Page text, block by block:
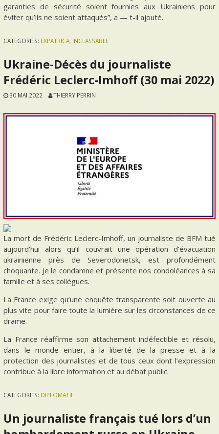
garanties de sécurité soient fournies aux Ukrainiens pour
éviter qu’ils ne soient attaqués”, a — t-il ajouté.
CATEGORIES: EXPATRICA INCLASSABLE
Ukraine-Décès du journaliste
Frédéric Leclerc-Imhoff (30 mai 2022)
30 MAI 2022 THIERRY PERRIN
La mort de Frédéric Leclerc-Imhoff, un journaliste de BFM tué
aujourd’hui alors qu’il couvrait une opération d’évacuation
ukrainienne près de Severodonetsk, est profondément
choquante. Je le condamne et présente nos condoléances à sa
famille et à ses collègues.
La France exige qu’une enquête transparente soit ouverte au
plus vite pour faire toute la lumière sur les circonstances de ce
drame.
La France réaffirme son attachement indéfectible et résolu,
dans le monde entier, à la liberté de la presse et à la
protection des journalistes et de tous ceux dont l’expression
contribue à la libre information et au débat public.
CATEGORIES: DIPLOMATIE
Un journaliste français tué lors d’un